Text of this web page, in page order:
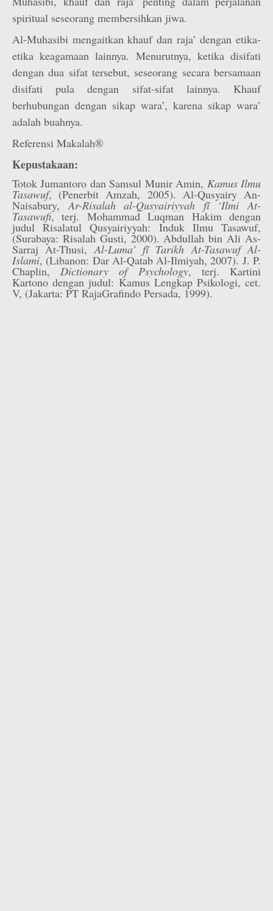
spiritual seseorang membersihkan jiwa.
Al-Muhasibi mengaitkan khauf dan raja’ dengan etika-
etika keagamaan lainnya. Menurutnya, ketika disifati
dengan dua sifat tersebut, seseorang secara bersamaan
disifati pula dengan sifat-sifat lainnya. Khauf
berhubungan dengan sikap wara’, karena sikap wara’
adalah buahnya.
Referensi Makalah®
Kepustakaan:
Totok Jumantoro dan Samsul Munir Amin, Kamus Ilmu
Tasawuf, (Penerbit Amzah, 2005). Al-Qusyairy An-
Naisabury,Ar-Risalah al-Qusyairiyyah fî ‘Ilmi At-
Tasawufi, terj. Mohammad Luqman Hakim dengan
judul Risalatul Qusyairiyyah: Induk Ilmu Tasawuf,
(Surabaya: Risalah Gusti, 2000). Abdullah bin Ali As-
Sarraj At-Thusi,Al-Luma’ fî Tarikh At-Tasawuf Al-
Islami, (Libanon: Dar Al-Qatab Al-Ilmiyah, 2007). J. P.
Chaplin,Dictionary of Psychology, terj. Kartini
Kartono dengan judul: Kamus Lengkap Psikologi, cet.
V, (Jakarta: PT RajaGrafindo Persada, 1999).